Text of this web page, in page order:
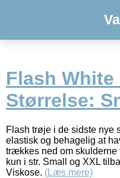
Flash White
Størrelse:
Flash trøje i de sidste nye
elastisk og behagelig at
trækkes ned om skulderne
kun i str. Small og XXL
Viskose. (Læs mere)